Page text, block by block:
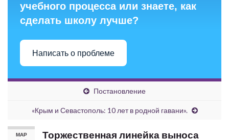
учебного процесса или знаете, как
сделать школу лучше?
Написать о проблеме
Постановление
«Крым и Севастополь: 10 лет в родной гавани».
МАР
Торжественная линейка выноса